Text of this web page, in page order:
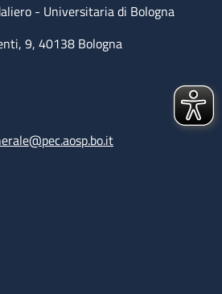
- Universitaria di Bologna
9, 40138 Bologna